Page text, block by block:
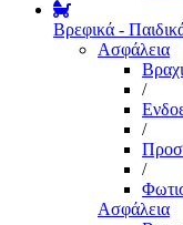
Βρεφικά -
Ασφάλεια
/
/
/
Ασφάλεια